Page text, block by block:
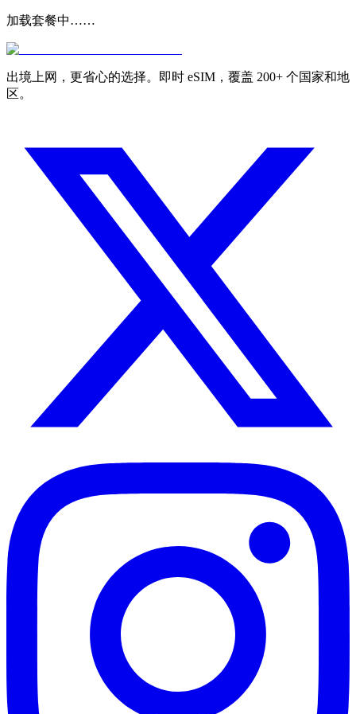
加载套餐中……
出境上网，更省心的选择。即时 eSIM，覆盖 200+ 个国家和地
区。